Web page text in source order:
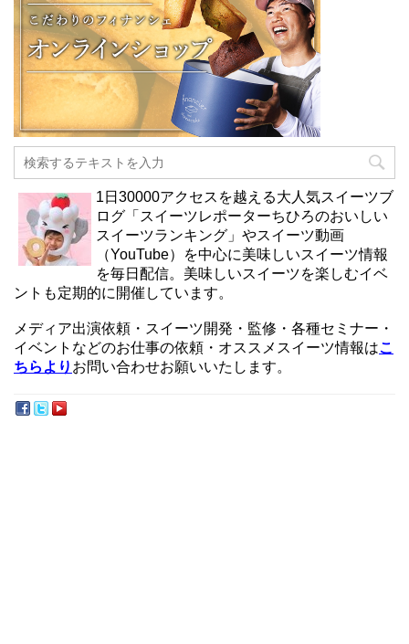
1日30000アクセスを越える大人気スイーツブ
ログ「スイーツレポーターちひろのおいしい
スイーツランキング」やスイーツ動画
（YouTube）を中心に美味しいスイーツ情報
を毎日配信。美味しいスイーツを楽しむイベ
ントも定期的に開催しています。
メディア出演依頼・スイーツ開発・監修・各種セミナー・
イベントなどのお仕事の依頼・オススメスイーツ情報はこ
ちらより お問い合わせお願いいたします。